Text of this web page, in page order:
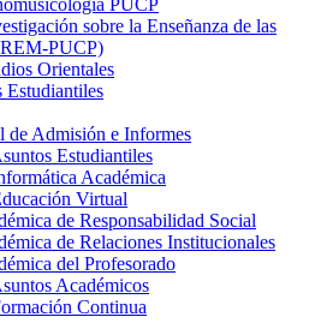
PUCP
sobre la Enseñanza de las
PUCP)
Orientales
Estudiantiles
de Admisión e Informes
Estudiantiles
Académica
Virtual
de Responsabilidad Social
de Relaciones Institucionales
del Profesorado
Académicos
Continua